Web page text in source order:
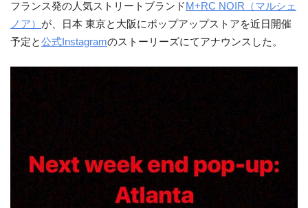
フランス発の人気ストリートブランド M+RC NOIR（マルシェ
ノア） が、日本 東京と大阪にポップアップストアを近日開催
予定と公式Instagramのストーリーズにてアナウンスした。